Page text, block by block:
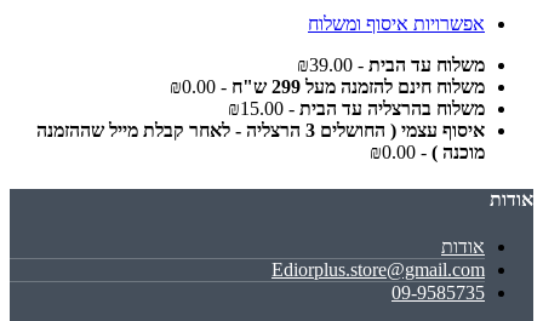
אפשרויות איסוף ומשלוח
משלוח עד הבית - ₪39.00
משלוח חינם להזמנה מעל 299 ש"ח
- ₪0.00
משלוח בהרצליה עד הבית - ₪15.00
איסוף עצמי ( החושלים 3 הרצליה - לאחר קבלת מייל שההזמנה
מוכנה ) - ₪0.00
אודות
אודות
Ediorplus.store@gmail.com
09-9585735